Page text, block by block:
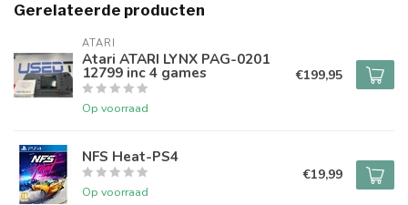
Gerelateerde producten
ATARI
Atari ATARI LYNX PAG-0201
12799 inc 4 games
Op voorraad
€199,95
NFS Heat-PS4
Op voorraad
€19,99